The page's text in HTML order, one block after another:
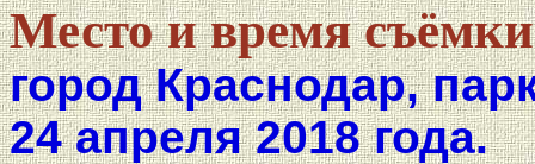
Место и время
город Краснодар,
24 апреля 2018 года.